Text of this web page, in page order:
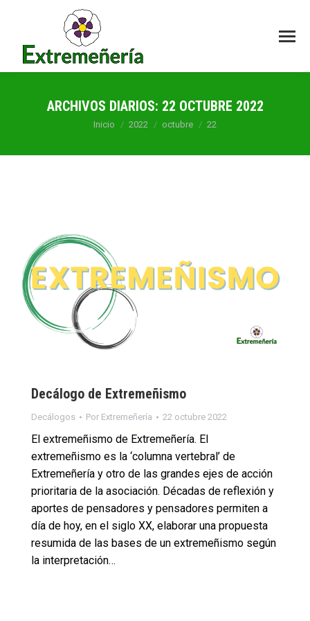
ARCHIVOS DIARIOS: 22 OCTUBRE 2022
Estás aquí:
Inicio 2022 octubre 22
Decálogo de Extremeñismo
Decálogos Por Extremeñería 22 octubre 2022
El extremeñismo de Extremeñería. El
extremeñismo es la ‘columna vertebral’ de
Extremeñería y otro de las grandes ejes de acción
prioritaria de la asociación. Décadas de reflexión y
aportes de pensadores y pensadores permiten a
día de hoy, en el siglo XX, elaborar una propuesta
resumida de las bases de un extremeñismo según
la interpretación…